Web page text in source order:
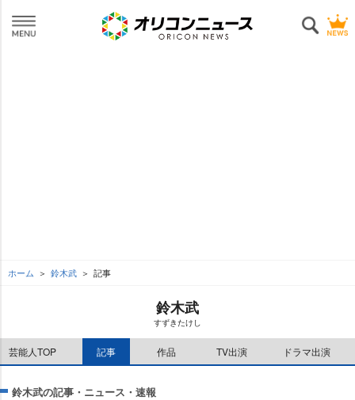
ホーム 鈴木武 記事
鈴木武
すずきたけし
芸能人TOP 記事 作品 TV出演 ドラマ出演
鈴木武の記事・ニュース・速報